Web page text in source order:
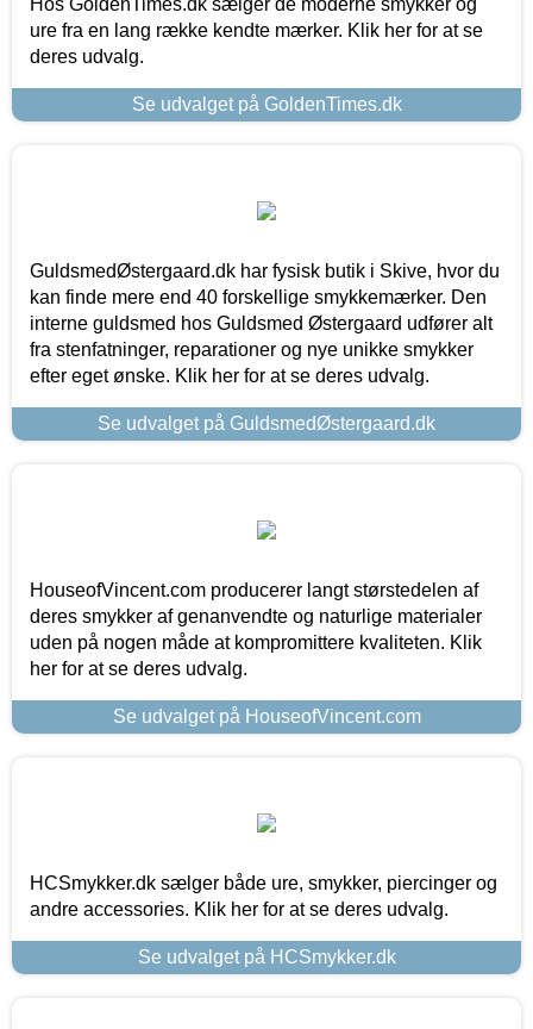
ure fra en lang række kendte mærker. Klik her for at se
deres udvalg.
Se udvalget på GoldenTimes.dk
GuldsmedØstergaard.dk har fysisk butik i Skive, hvor du
kan finde mere end 40 forskellige smykkemærker. Den
interne guldsmed hos Guldsmed Østergaard udfører alt
fra stenfatninger, reparationer og nye unikke smykker
efter eget ønske. Klik her for at se deres udvalg.
Se udvalget på GuldsmedØstergaard.dk
HouseofVincent.com producerer langt størstedelen af
deres smykker af genanvendte og naturlige materialer
uden på nogen måde at kompromittere kvaliteten. Klik
her for at se deres udvalg.
Se udvalget på HouseofVincent.com
HCSmykker.dk sælger både ure, smykker, piercinger og
andre accessories. Klik her for at se deres udvalg.
Se udvalget på HCSmykker.dk